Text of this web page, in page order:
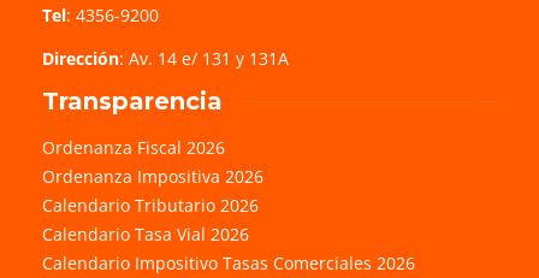
Tel: 4356-9200
Dirección: Av. 14 e/ 131 y 131A
Transparencia
Ordenanza Fiscal 2026
Ordenanza Impositiva 2026
Calendario Tributario 2026
Calendario Tasa Vial 2026
Calendario Impositivo Tasas Comerciales 2026